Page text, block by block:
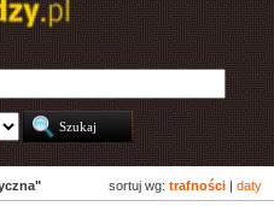
sortuj wg: trafności daty